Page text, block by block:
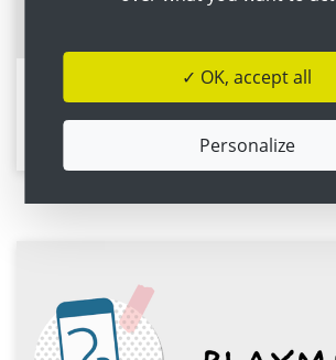
Tool für die Berufs- &
Hier geht's zu den Inhalten
✓ OK, accept all
Personalize